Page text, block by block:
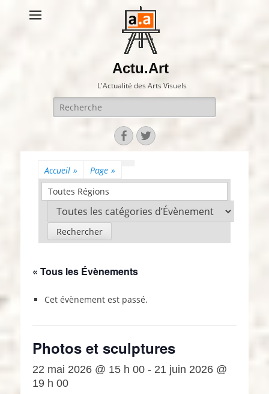
Actu.Art
L'Actualité des Arts Visuels
Recherche
pour:
Facebook
Twitter
Accueil » Page »
Toutes Régions
« Tous les Évènements
Cet évènement est passé.
Photos et sculptures
22 mai 2026 @ 15 h 00 - 21 juin 2026 @
19 h 00